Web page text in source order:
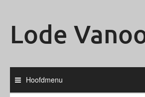
Lode
Hoofdmenu